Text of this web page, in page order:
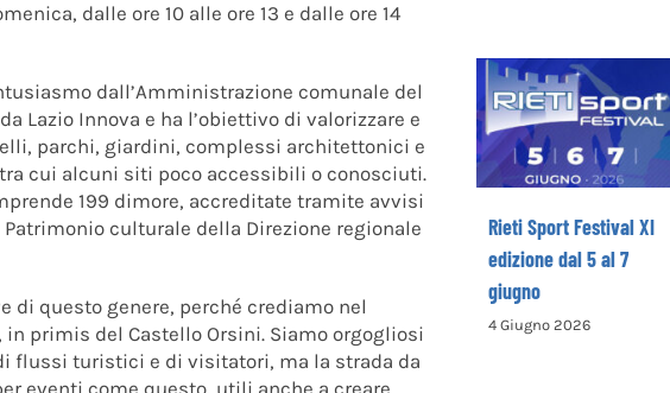
dalle ore 10 alle ore 13 e dalle ore 14
dall’Amministrazione comunale del
Lazio Innova e ha l’obiettivo di valorizzare e
parchi, giardini, complessi architettonici e
cui alcuni siti poco accessibili o conosciuti.
199 dimore, accreditate tramite avvisi
culturale della Direzione regionale
questo genere, perché crediamo nel
primis del Castello Orsini. Siamo orgogliosi
turistici e di visitatori, ma la strada da
Rieti Sport
Festival XI
edizione dal 5 al
7 giugno
Rieti Sport Festival XI
edizione dal 5 al 7
giugno
4 Giugno 2026